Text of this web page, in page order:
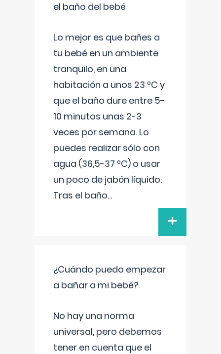
el baño del bebé
Lo mejor es que bañes a
tu bebé en un ambiente
tranquilo, en una
habitación a unos 23 ºC y
que el baño dure entre 5-
10 minutos unas 2-3
veces por semana. Lo
puedes realizar sólo con
agua (36,5-37 ºC) o usar
un poco de jabón líquido.
Tras el baño...
+
¿Cuándo puedo empezar
a bañar a mi bebé?
No hay una norma
universal, pero debemos
tener en cuenta que el